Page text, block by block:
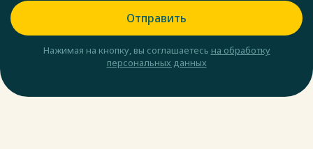
Отправить
Нажимая на кнопку, вы соглашаетесь на обработку
персональных данных